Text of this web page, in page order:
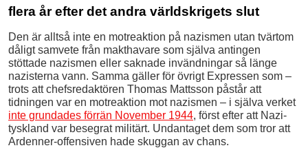
flera år efter det andra världskrigets slut
Den är alltså inte en motreaktion på nazismen utan tvärtom
dåligt samvete från makthavare som själva antingen
stöttade nazismen eller saknade invändningar så länge
nazisterna vann. Samma gäller för övrigt Expressen som –
trots att chefsredaktören Thomas Mattsson påstår att
tidningen var en motreaktion mot nazismen – i själva verket
inte grundades förrän November 1944, först efter att Nazi-
tyskland var besegrat militärt. Undantaget dem som tror att
Ardenner-offensiven hade skuggan av chans.